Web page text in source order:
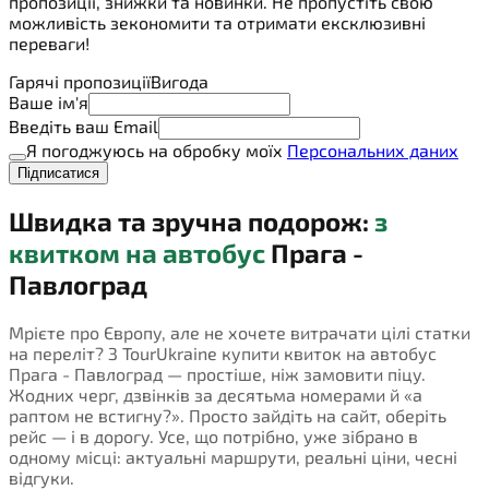
можливість зекономити та отримати ексклюзивні
переваги!
Гарячі пропозиціїВигода
Ваше ім'я
Введіть ваш Email
Я погоджуюсь на обробку моїх Персональних даних
Підписатися
Швидка та зручна подорож: з
квитком на автобус Прага -
Павлоград
Мрієте про Європу, але не хочете витрачати цілі статки
на переліт? З TourUkraine купити квиток на автобус
Прага - Павлоград — простіше, ніж замовити піцу.
Жодних черг, дзвінків за десятьма номерами й «а
раптом не встигну?». Просто зайдіть на сайт, оберіть
рейс — і в дорогу. Усе, що потрібно, уже зібрано в
одному місці: актуальні маршрути, реальні ціни, чесні
відгуки.